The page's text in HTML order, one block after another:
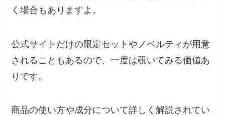
く場合もありますよ。
公式サイトだけの限定セットやノベルティが用意
されることもあるので、一度は覗いてみる価値あ
りです。
商品の使い方や成分について詳しく解説されてい